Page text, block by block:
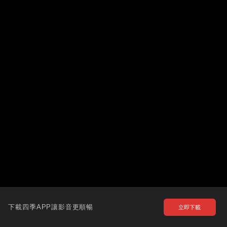
下載四季APP讓影音更順暢 立即下載